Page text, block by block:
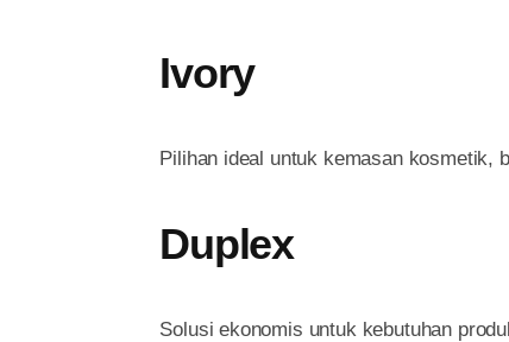
Ivory
Pilihan ideal untuk kemasan kosmetik,
Duplex
Solusi ekonomis untuk kebutuhan